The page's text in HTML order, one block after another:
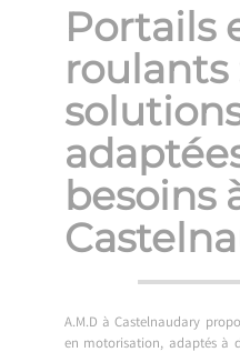
Portails
roulants
besoins
A.M.D à Castelnaudary
en motorisation, adaptés à